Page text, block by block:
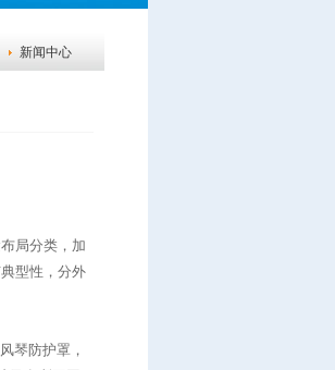
新闻中心
局分类，加
型性，分外
琴防护罩，